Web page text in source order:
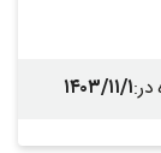
:۱۴۰۳/۱۱/۱